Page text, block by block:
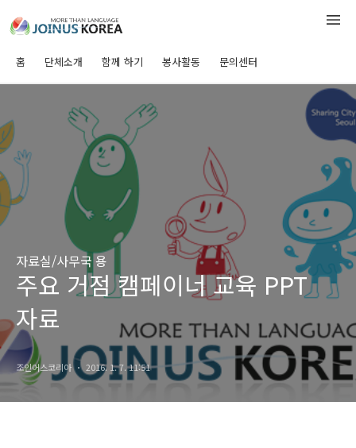
홈 단체소개 함께 하기 봉사활동 문의센터
자료실/사무국 용
주요 거점 캠페이너 교육 PPT
자료
조인어스코리아 2016. 1. 7. 11:51